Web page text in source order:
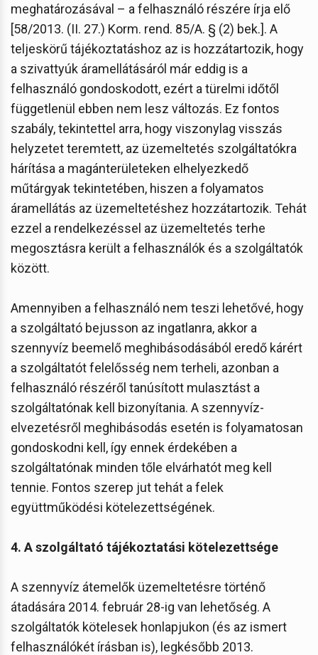
meghatározásával – a felhasználó részére írja elő
[58/2013. (II. 27.) Korm. rend. 85/A. § (2) bek.]. A
teljeskörű tájékoztatáshoz az is hozzátartozik, hogy
a szivattyúk áramellátásáról már eddig is a
felhasználó gondoskodott, ezért a türelmi időtől
függetlenül ebben nem lesz változás. Ez fontos
szabály, tekintettel arra, hogy viszonylag visszás
helyzetet teremtett, az üzemeltetés szolgáltatókra
hárítása a magánterületeken elhelyezkedő
műtárgyak tekintetében, hiszen a folyamatos
áramellátás az üzemeltetéshez hozzátartozik. Tehát
ezzel a rendelkezéssel az üzemeltetés terhe
megosztásra került a felhasználók és a szolgáltatók
között.
Amennyiben a felhasználó nem teszi lehetővé, hogy
a szolgáltató bejusson az ingatlanra, akkor a
szennyvíz beemelő meghibásodásából eredő kárért
a szolgáltatót felelősség nem terheli, azonban a
felhasználó részéről tanúsított mulasztást a
szolgáltatónak kell bizonyítania. A szennyvíz-
elvezetésről meghibásodás esetén is folyamatosan
gondoskodni kell, így ennek érdekében a
szolgáltatónak minden tőle elvárhatót meg kell
tennie. Fontos szerep jut tehát a felek
együttműködési kötelezettségének.
4. A szolgáltató tájékoztatási kötelezettsége
A szennyvíz átemelők üzemeltetésre történő
átadására 2014. február 28-ig van lehetőség. A
szolgáltatók kötelesek honlapjukon (és az ismert
felhasználókét írásban is), legkésőbb 2013.